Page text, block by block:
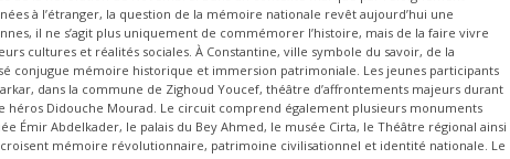
à l’étranger, la question de la mémoire nationale revêt aujourd’hui une
il ne s’agit plus uniquement de commémorer l’histoire, mais de la faire vivre
cultures et réalités sociales. À Constantine, ville symbole du savoir, de la
conjugue mémoire historique et immersion patrimoniale. Les jeunes participants
dans la commune de Zighoud Youcef, théâtre d’affrontements majeurs durant
Didouche Mourad. Le circuit comprend également plusieurs monuments
Émir Abdelkader, le palais du Bey Ahmed, le musée Cirta, le Théâtre régional ainsi
croisent mémoire révolutionnaire, patrimoine civilisationnel et identité nationale. Le